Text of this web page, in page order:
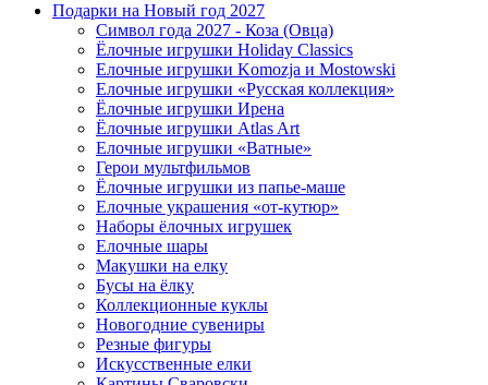
Подарки на Новый год 2027
Символ года 2027 - Коза (Овца)
Ёлочные игрушки Holiday Classics
Елочные игрушки Komozja и Mostowski
Елочные игрушки «Русская коллекция»
Ёлочные игрушки Ирена
Ёлочные игрушки Atlas Art
Елочные игрушки «Ватные»
Герои мультфильмов
Ёлочные игрушки из папье-маше
Елочные украшения «от-кутюр»
Наборы ёлочных игрушек
Елочные шары
Макушки на елку
Бусы на ёлку
Коллекционные куклы
Новогодние сувениры
Резные фигуры
Искусственные елки